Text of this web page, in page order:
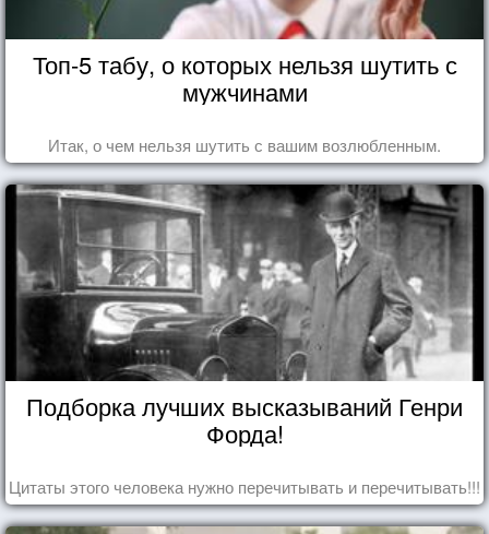
Топ-5 табу, о которых нельзя шутить с
мужчинами
Итак, о чем нельзя шутить с вашим возлюбленным.
Подборка лучших высказываний Генри
Форда!
Цитаты этого человека нужно перечитывать и перечитывать!!!